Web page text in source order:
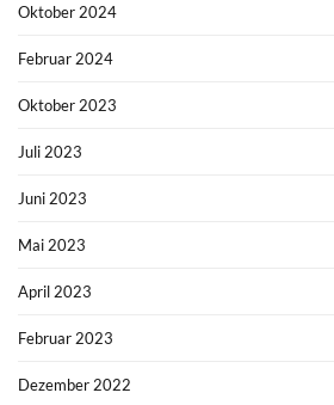
Oktober 2024
Februar 2024
Oktober 2023
Juli 2023
Juni 2023
Mai 2023
April 2023
Februar 2023
Dezember 2022